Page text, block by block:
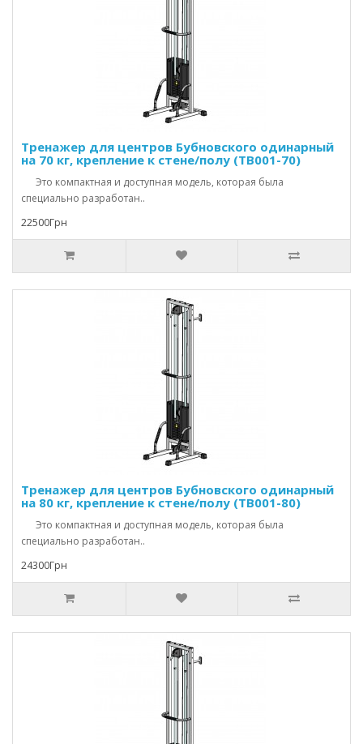
Тренажер для центров Бубновского одинарный
на 70 кг, крепление к стене/полу (TB001-70)
Это компактная и доступная модель, которая была
специально разработан..
22500Грн
Тренажер для центров Бубновского одинарный
на 80 кг, крепление к стене/полу (TB001-80)
Это компактная и доступная модель, которая была
специально разработан..
24300Грн